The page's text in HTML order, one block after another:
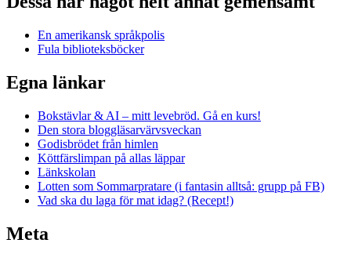
En amerikansk språkpolis
Fula biblioteksböcker
Egna länkar
Bokstävlar & AI – mitt levebröd. Gå en kurs!
Den stora bloggläsarvärvsveckan
Godisbrödet från himlen
Köttfärslimpan på allas läppar
Länkskolan
Lotten som Sommarpratare (i fantasin alltså: grupp på FB)
Vad ska du laga för mat idag? (Recept!)
Meta